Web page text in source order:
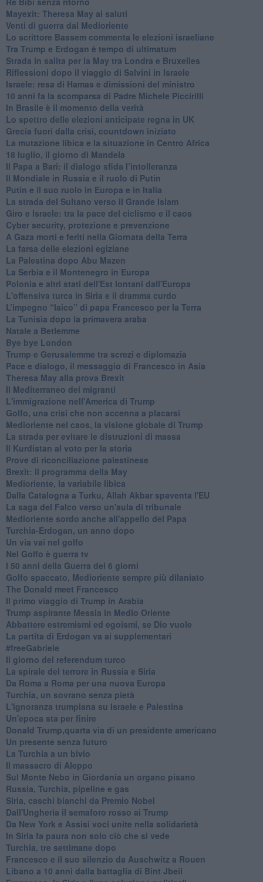
Mayexit: Theresa May ai saluti
Venti di guerra dal Medioriente
Lo scrittore Bassem commenta le elezioni israeliane
Tra Trump e Erdogan è tempo di ultimatum
Strada in salita per la May tra Londra e Bruxelles
Riflessioni dopo il viaggio di Salvini in Israele
Israele: resa di Hamas e dimissioni del ministro
10 anni fa la scomparsa di Padre Michele Piccirilli
In Brasile è il momento della verità
Lo spettro delle elezioni anticipate regna in UK
Grecia fuori dalla crisi, countdown iniziato
La mutazione libica e la situazione in Centro Africa
18 luglio, il giorno di Mandela
Il Papa a Bari: il dialogo sfida l’intolleranza
Il Mondiale in Russia e il ruolo di Putin
Putin e il suo ruolo in Europa e in Italia
La strada del Sultano verso il Grande Islam
Giro e Israele: tra la pace del ciclismo e il caos
Cyber security, protezione e prevenzione
A Gaza morti e feriti nella Giornata della Terra
La farsa delle elezioni egiziane
La Palestina dopo Abu Mazen
La Serbia e il Montenegro in Europa
Polonia e altri stati dell'Est lontani dall'Europa
L'offensiva turca in Siria e il dramma curdo
L’impegno “laico” di papa Francesco per la Terra
La Tunisia dopo la primavera araba
Natale a Betlemme
Bye bye London
Trump e Gerusalemme tra screzi e diplomazia
Pace e dialogo, il messaggio di Francesco in Asia
Theresa May alla prova Brexit
Il Mediterraneo dei migranti
L'immigrazione nell'America di Trump
Golfo, una crisi che non accenna a placarsi
Medioriente nel caos, la visione globale di Trump
La strada per evitare le distruzioni di massa
Il Kurdistan al voto per la storia
Prove di riconciliazione palestinese
Brexit: il programma della May
Medioriente, la variabile libica
Dalla Catalogna a Turku, Allah Akbar spaventa l'EU
La saga del Falco verso un'aula di tribunale
Medioriente sordo anche all'appello del Papa
Turchia-Erdogan, un anno dopo
Un via vai nel golfo
Nel Golfo è guerra tv
I 50 anni della Guerra dei 6 giorni
Golfo spaccato, Medioriente sempre più dilaniato
The Donald meet Francesco
Il primo viaggio di Trump in Arabia
Trump aspirante Messia in Medio Oriente
Abbattere estremismi ed egoismi, se Dio vuole
La partita di Erdogan va ai supplementari
#freeGabriele
Il giorno del referendum turco
La spirale del terrore in Russia e Siria
Da Roma a Roma per una nuova Europa
Turchia, un sovrano senza pietà
L'ignoranza trumpiana su Israele e Palestina
Un'epoca sta per finire
Donald Trump,quarta via di un presidente americano
Un presente senza futuro
La Turchia a un bivio
Il massacro di Aleppo
Sul Monte Nebo in Giordania un organo pisano
Russia, Turchia, pipeline e gas
Siria, caschi bianchi da Premio Nobel
Dall'Ungheria il semaforo rosso ai Trump
Da New York e Assisi voci unite nella solidarietà
In Siria fa paura non solo ciò che si vede
Turchia, tre settimane dopo
Francesco e il suo silenzio da Auschwitz a Rouen
Libano a 10 anni dalla battaglia di Bint Jbeil